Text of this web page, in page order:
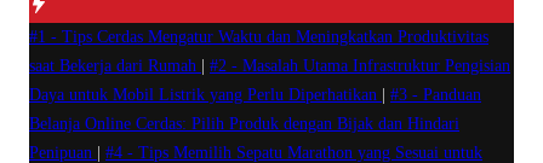
#1 - Tips Cerdas Mengatur Waktu dan Meningkatkan Produktivitas
saat Bekerja dari Rumah
#2 - Masalah Utama Infrastruktur Pengisian
Daya untuk Mobil Listrik yang Perlu Diperhatikan
#3 - Panduan
Belanja Online Cerdas: Pilih Produk dengan Bijak dan Hindari
Penipuan
#4 - Tips Memilih Sepatu Marathon yang Sesuai untuk